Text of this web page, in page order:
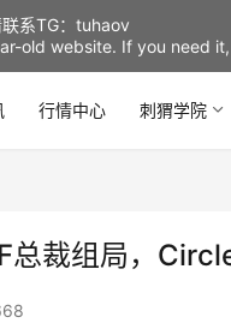
行情中心 刺猬学院
裁组局，
系TG：tuhaov
old website. If you need